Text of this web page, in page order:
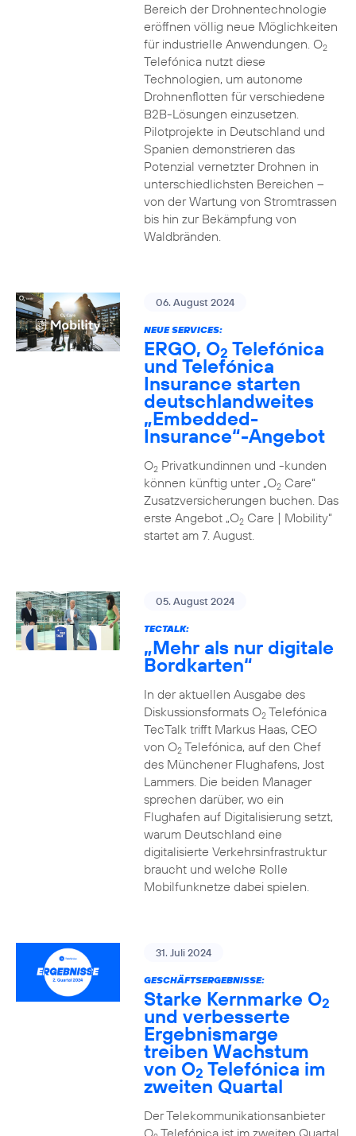
Bereich der Drohnentechnologie
eröffnen völlig neue Möglichkeiten
für industrielle Anwendungen. O2
Telefónica nutzt diese
Technologien, um autonome
Drohnenflotten für verschiedene
B2B-Lösungen einzusetzen.
Pilotprojekte in Deutschland und
Spanien demonstrieren das
Potenzial vernetzter Drohnen in
unterschiedlichsten Bereichen –
von der Wartung von Stromtrassen
bis hin zur Bekämpfung von
Waldbränden.
06. August 2024
NEUE SERVICES:
ERGO, O2 Telefónica
und Telefónica
Insurance starten
deutschlandweites
„Embedded-
Insurance“-Angebot
O2Privatkundinnen und -kunden
können künftig unter „O2Care“
Zusatzversicherungen buchen. Das
erste Angebot „O2Care | Mobility“
startet am 7. August.
05. August 2024
TECTALK:
„Mehr als nur digitale
Bordkarten“
In der aktuellen Ausgabe des
Diskussionsformats O2Telefónica
TecTalk trifft Markus Haas, CEO
von O2Telefónica, auf den Chef
des Münchener Flughafens, Jost
Lammers. Die beiden Manager
sprechen darüber, wo ein
Flughafen auf Digitalisierung setzt,
warum Deutschland eine
digitalisierte Verkehrsinfrastruktur
braucht und welche Rolle
Mobilfunknetze dabei spielen.
31. Juli 2024
GESCHÄFTSERGEBNISSE:
Starke Kernmarke O2
und verbesserte
Ergebnismarge
treiben Wachstum
von O2 Telefónica im
zweiten Quartal
Der Telekommunikationsanbieter
O Telefónica ist im zweiten Quartal